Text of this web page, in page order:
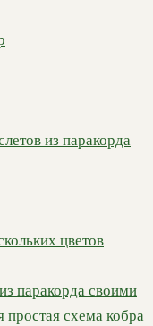
из паракорда
цветов
паракорда своими
схема кобра